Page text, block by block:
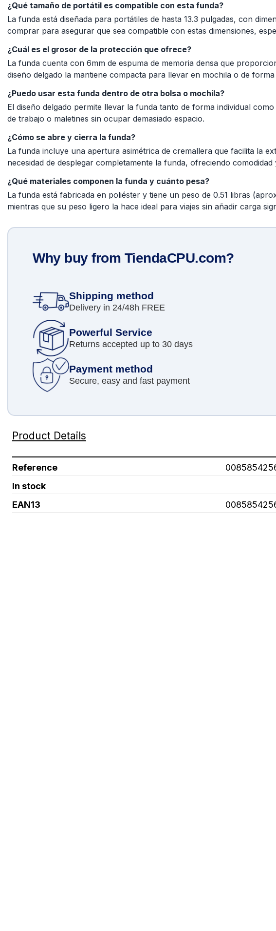
¿Qué tamaño de portátil es compatible con esta funda?
La funda está diseñada para portátiles de hasta 13.3 pulgadas, con
comprar para asegurar que sea compatible con estas dimensiones,
¿Cuál es el grosor de la protección que ofrece?
La funda cuenta con 6mm de espuma de memoria densa que
diseño delgado la mantiene compacta para llevar en mochila o de forma
¿Puedo usar esta funda dentro de otra bolsa o mochila?
El diseño delgado permite llevar la funda tanto de forma individual
de trabajo o maletines sin ocupar demasiado espacio.
¿Cómo se abre y cierra la funda?
La funda incluye una apertura asimétrica de cremallera que facilita la
necesidad de desplegar completamente la funda, ofreciendo
¿Qué materiales componen la funda y cuánto pesa?
La funda está fabricada en poliéster y tiene un peso de 0.51 libras
mientras que su peso ligero la hace ideal para viajes sin añadir carga
Why buy from TiendaCPU.com?
Shipping method
Delivery in 24/48h FREE
Powerful Service
Returns accepted up to 30 days
Payment method
Secure, easy and fast payment
Product Details
Reference
In stock
EAN13